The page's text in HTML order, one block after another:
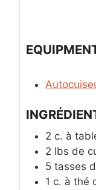
2 c. à
2 lbs de
5 tasses
1 c. à thé